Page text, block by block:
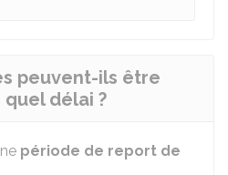
peuvent-ils être
délai ?
période de report de